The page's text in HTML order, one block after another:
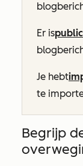
Er is
Je hebt
te
Begrijp